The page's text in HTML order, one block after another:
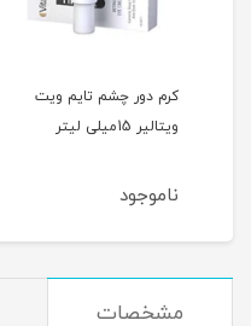
کرم دور چشم تایم ویت
ویتالیر 15میلی لیتر
ناموجود
مشخصات